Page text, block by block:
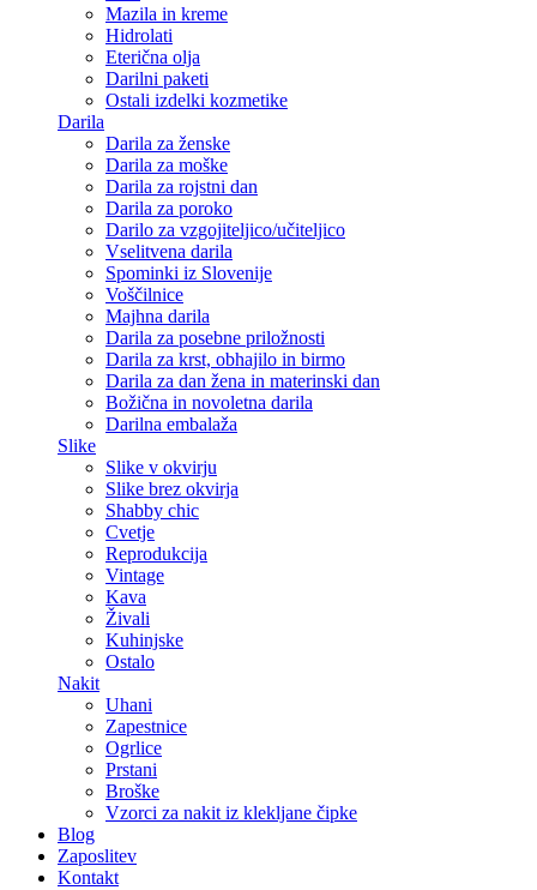
Mazila in kreme
Hidrolati
Eterična olja
Darilni paketi
Ostali izdelki kozmetike
Darila
Darila za ženske
Darila za moške
Darila za rojstni dan
Darila za poroko
Darilo za vzgojiteljico/učiteljico
Vselitvena darila
Spominki iz Slovenije
Voščilnice
Majhna darila
Darila za posebne priložnosti
Darila za krst, obhajilo in birmo
Darila za dan žena in materinski dan
Božična in novoletna darila
Darilna embalaža
Slike
Slike v okvirju
Slike brez okvirja
Shabby chic
Cvetje
Reprodukcija
Vintage
Kava
Živali
Kuhinjske
Ostalo
Nakit
Uhani
Zapestnice
Ogrlice
Prstani
Broške
Vzorci za nakit iz klekljane čipke
Blog
Zaposlitev
Kontakt